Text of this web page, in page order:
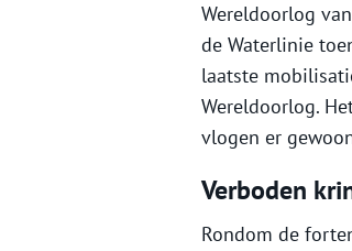
Wereldoorlog
de Waterlinie
laatste
Wereldoorlog.
vlogen er
Verboden
Rondom de